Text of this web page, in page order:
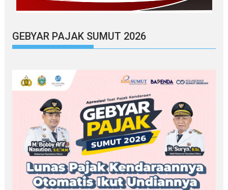
GEBYAR PAJAK SUMUT 2026